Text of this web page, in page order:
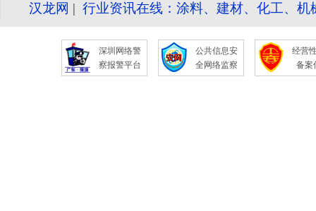
汉龙网 | 行业资讯在线：涂料、建材、化工、
深圳网络警
察报警平台
公共信息安
全网络监察
经营
备案